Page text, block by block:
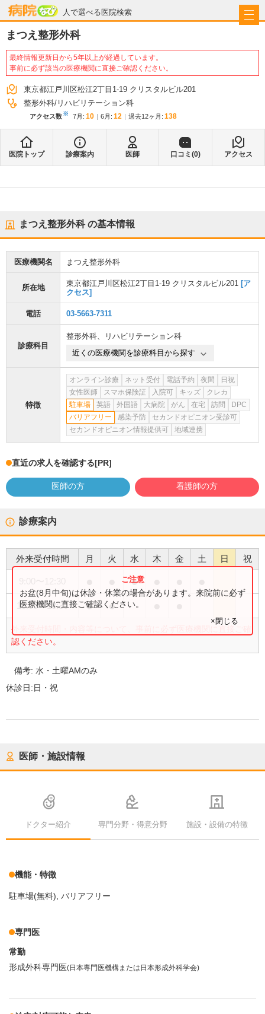
人で選べる医院検索
病院なび
まつえ整形外科
最終情報更新日から5年以上が経過しています。
事前に必ず該当の医療機関に直接ご確認ください。
東京都江戸川区松江2丁目1-19 クリスタルビル201
整形外科 リハビリテーション科
アクセス数※ 7月 : 10 6月 : 12 過去12ヶ月: 138
医院トップ 診療案内 医師 口コミ(0) アクセス
まつえ整形外科の基本情報
医療機関名 まつえ整形外科
所在地 東京都江戸川区松江2丁目1-19 クリスタルビル201 [ア
クセス]
電話 03-5663-7311
診療科目
整形外科、
リハビリテーション科
近くの医療機関を診療科目から探す
特徴
オンライン診療 ネット受付 電話予約 夜間
日祝
女性医師
スマホ保険証 入院可 キッズ
クレカ
駐車場
英語 外国語 大病院 がん 在宅 訪問
DPC
バリアフリー
感染予防
セカンドオピニオン受診可
セカンドオピニオン情報提供可
地域連携
直近の求人を確認する[PR]
医師の方 看護師の方
診療案内
外来受付時間 月 火 水 木 金 土 日 祝
●
15:00〜18:30 ● ●
外来受付時間・内容等について、事前に必ず医療機関に直接ご確
認ください。
お盆(8月中旬)は休診・休業の場合があります。来院前に必ず
医療機関に直接ご確認ください。
×閉じる
備考:水・土曜AMのみ
休診日:日・祝
医師・施設情報
ドクター紹介 専門分野・得意分野 施設・設備の特徴
機能・特徴
駐車場(無料) バリアフリー
専門医
常勤
形成外科専門医(日本専門医機構または日本形成外科学会)